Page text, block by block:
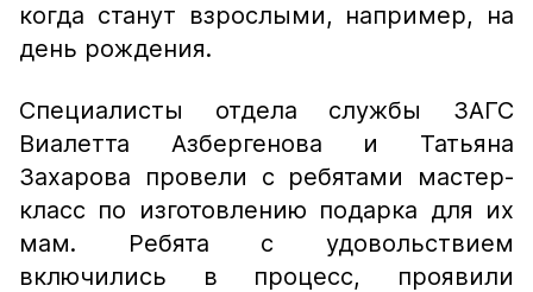
когда станут взрослыми, например, на
день рождения.
Специалисты отдела службы ЗАГС
Виалетта Азбергенова и Татьяна
Захарова провели с ребятами мастер-
класс по изготовлению подарка для их
мам. Ребята с удовольствием
включились в процесс, проявили